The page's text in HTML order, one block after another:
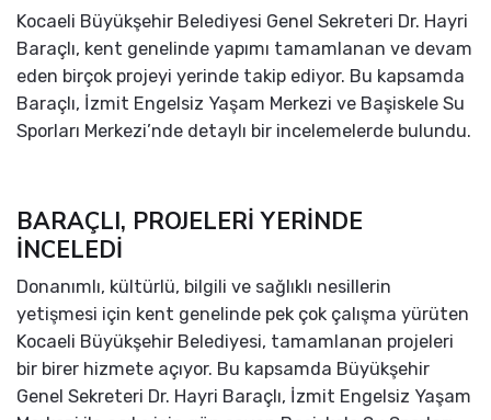
Kocaeli Büyükşehir Belediyesi Genel Sekreteri Dr. Hayri
Baraçlı, kent genelinde yapımı tamamlanan ve devam
eden birçok projeyi yerinde takip ediyor. Bu kapsamda
Baraçlı, İzmit Engelsiz Yaşam Merkezi ve Başiskele Su
Sporları Merkezi’nde detaylı bir incelemelerde bulundu.
BARAÇLI, PROJELERİ YERİNDE
İNCELEDİ
Donanımlı, kültürlü, bilgili ve sağlıklı nesillerin
yetişmesi için kent genelinde pek çok çalışma yürüten
Kocaeli Büyükşehir Belediyesi, tamamlanan projeleri
bir birer hizmete açıyor. Bu kapsamda Büyükşehir
Genel Sekreteri Dr. Hayri Baraçlı, İzmit Engelsiz Yaşam